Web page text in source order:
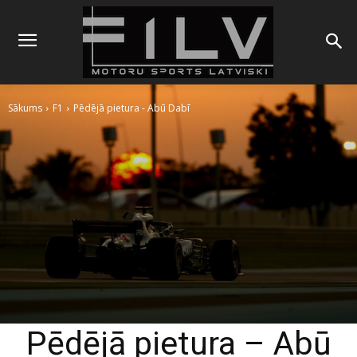
Sākums F1 Pēdējā pietura - Abū Dabī
Pēdējā pietura – Abū